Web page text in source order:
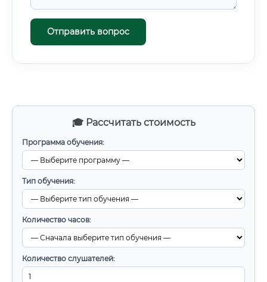
🎓 Рассчитать стоимость
Программа обучения:
Тип обучения:
Количество часов:
Количество слушателей:
Отправить вопрос